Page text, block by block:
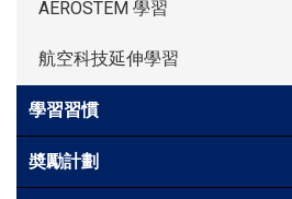
AEROSTEM 學習
航空科技延伸學習
學習習慣
奬勵計劃